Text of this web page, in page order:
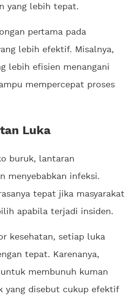
yang lebih tepat.
pertama pada
lebih efektif. Misalnya,
lebih efisien menangani
mempercepat proses
Luka
buruk, lantaran
menyebabkan infeksi.
tepat jika masyarakat
apabila terjadi insiden.
kesehatan, setiap luka
tepat. Karenanya,
membunuh kuman
yang disebut cukup efektif